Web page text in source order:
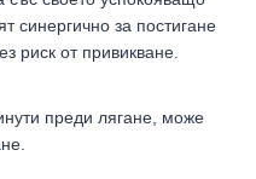
синергично за постигане
риск от привикване.
преди лягане, може